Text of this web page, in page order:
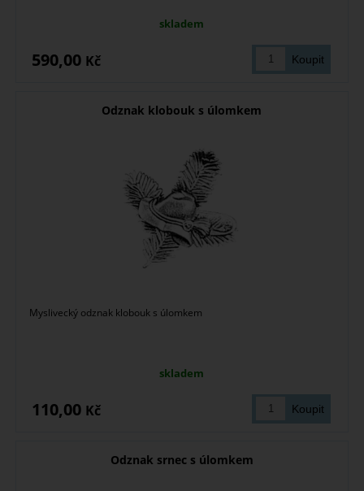
skladem
590,00 Kč
Odznak klobouk s úlomkem
Myslivecký odznak klobouk s úlomkem
skladem
110,00 Kč
Odznak srnec s úlomkem